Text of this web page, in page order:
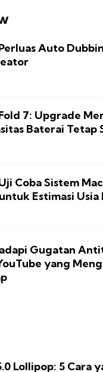
Auto
7: Upgrade
Baterai Tetap
Coba Sistem
Estimasi Usia
Gugatan
yang
Lollipop: 5 Cara